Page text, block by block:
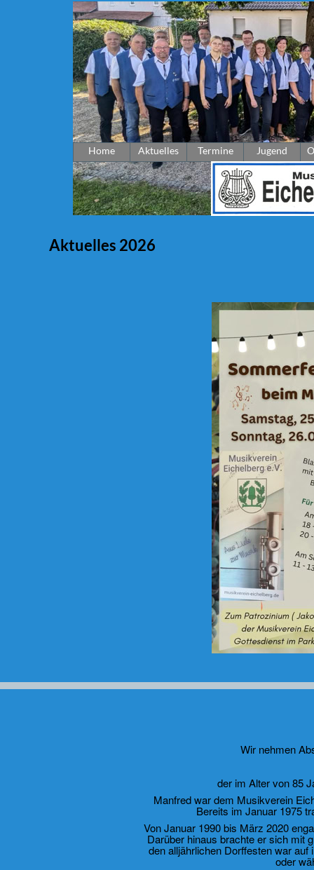
Home Aktuelles Termine Jugend
Aktuelles 2026
Wir nehmen
der im Alter von 85
Manfred war dem Musikverein
Bereits im Januar 1975
Von Januar 1990 bis März 2020
Darüber hinaus brachte er sich mit
den alljährlichen Dorffesten war
oder